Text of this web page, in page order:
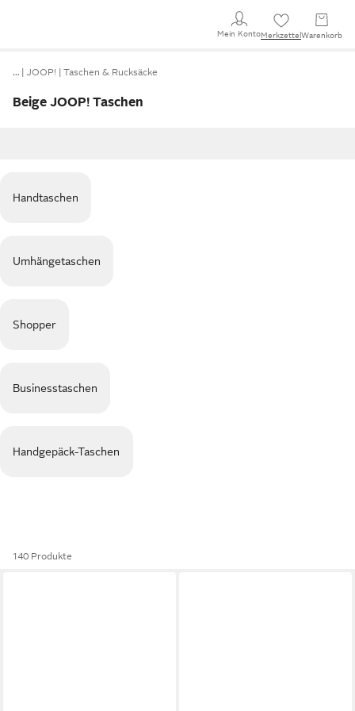
Mein KontoMerkzettel Warenkorb
… JOOP! Taschen & Rucksäcke
Beige JOOP! Taschen
Handtaschen
Umhängetaschen
Shopper
Businesstaschen
Handgepäck-Taschen
140 Produkte